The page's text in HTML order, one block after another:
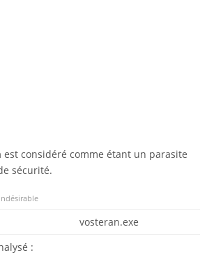
est considéré comme étant un parasite
sécurité.
vosteran.exe
: